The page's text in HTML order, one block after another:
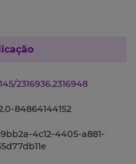
2316936.2316948
84864144152
4c12-4405-a881-